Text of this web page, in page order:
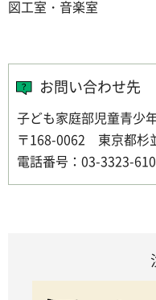
図工室・音楽室
お問い合わせ先
子ども家庭部児童青少
〒168-0062 東京都杉
電話番号：03-3323-